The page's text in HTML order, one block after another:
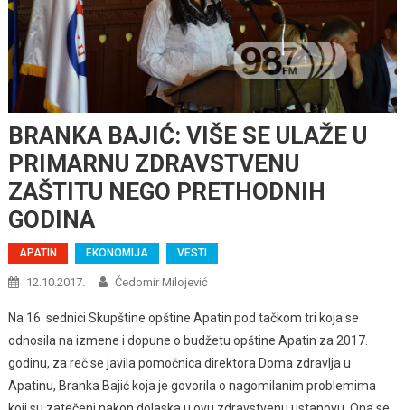
BRANKA BAJIĆ: VIŠE SE ULAŽE U
PRIMARNU ZDRAVSTVENU
ZAŠTITU NEGO PRETHODNIH
GODINA
APATIN EKONOMIJA VESTI
12.10.2017. Čedomir Milojević
Na 16. sednici Skupštine opštine Apatin pod tačkom tri koja se
odnosila na izmene i dopune o budžetu opštine Apatin za 2017.
godinu, za reč se javila pomoćnica direktora Doma zdravlja u
Apatinu, Branka Bajić koja je govorila o nagomilanim problemima